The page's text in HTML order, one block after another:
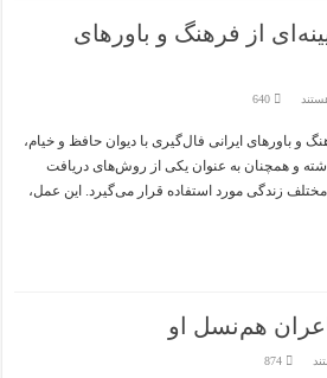
از فرهنگ و باورهای
640
و باورهای ایرانی فال‌گیری با دیوان حافظ و خیام،
و همچنان به عنوان یکی از روش‌های دریافت
زندگی مورد استفاده قرار می‌گیرد. این عمل،
هم‌نسل او
874